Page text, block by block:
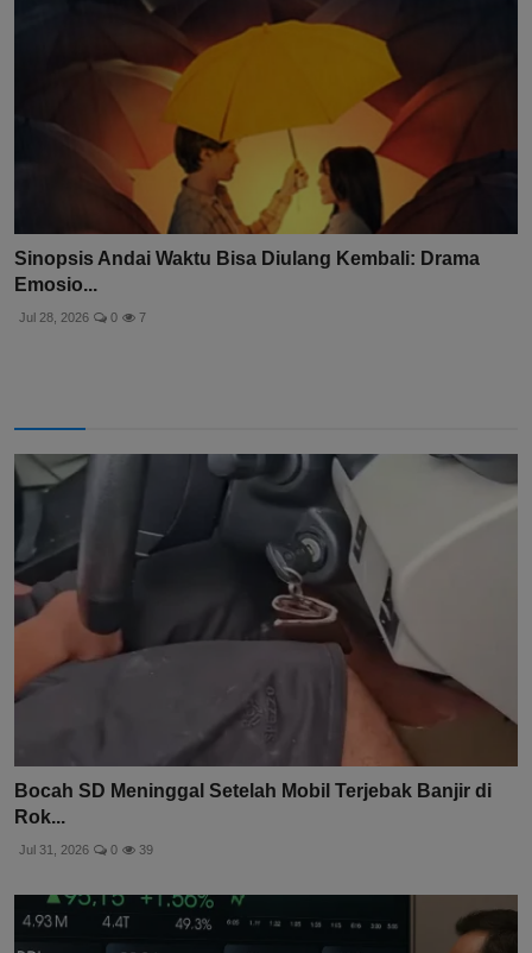
Sinopsis Andai Waktu Bisa Diulang Kembali: Drama
Emosio...
Jul 28, 2026 0 7
Bocah SD Meninggal Setelah Mobil Terjebak Banjir di
Rok...
Jul 31, 2026 0 39